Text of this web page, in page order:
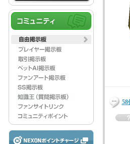
58